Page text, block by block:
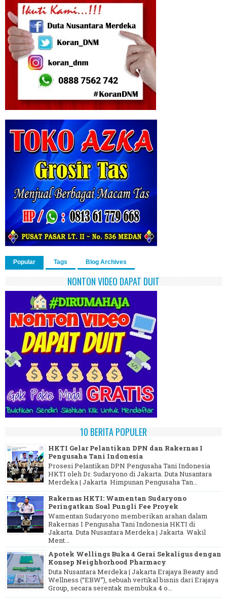
Popular Tags Blog Archives
NONTON VIDEO DAPAT DUIT
10 BERITA POPULER
HKTI Gelar Pelantikan DPN dan Rakernas I
Pengusaha Tani Indonesia
Prosesi Pelantikan DPN Pengusaha Tani Indonesia
HKTI oleh Dr. Sudaryono di Jakarta. Duta Nusantara
Merdeka | Jakarta Himpunan Pengusaha Tan...
Rakernas HKTI: Wamentan Sudaryono
Peringatkan Soal Pungli Fee Proyek
Wamentan Sudaryono memberikan arahan dalam
Rakernas I Pengusaha Tani Indonesia HKTI di
Jakarta. Duta Nusantara Merdeka | Jakarta Wakil
Ment...
Apotek Wellings Buka 4 Gerai Sekaligus dengan
Konsep Neighborhood Pharmacy
Duta Nusantara Merdeka | Jakarta Erajaya Beauty and
Wellness (“EBW”), sebuah vertikal bisnis dari Erajaya
Group, secara serentak membuka 4 o...